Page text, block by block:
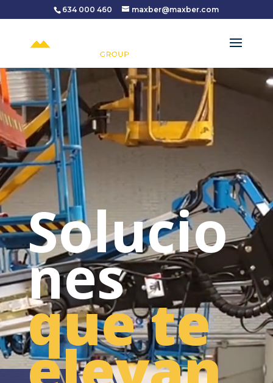
634 000 460 maxber@maxber.com
Reproductor
de
vídeo
Solucio
nes
que te